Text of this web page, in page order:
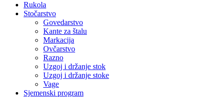
Rukola
Stočarstvo
Govedarstvo
Kante za štalu
Markacija
Ovčarstvo
Razno
Uzgoj i držanje stok
Uzgoj i držanje stoke
Vage
Sjemenski program